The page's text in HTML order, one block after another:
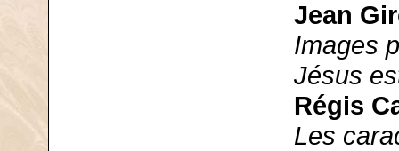
Jean
Images
Jésus
Régis
Les